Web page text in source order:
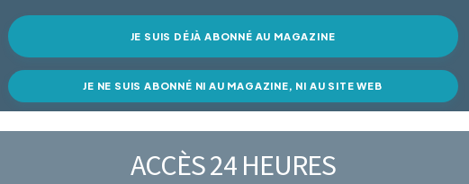
JE SUIS DÉJÀ ABONNÉ AU MAGAZINE
JE NE SUIS ABONNÉ NI AU MAGAZINE, NI AU SITE WEB
ACCÈS 24 HEURES